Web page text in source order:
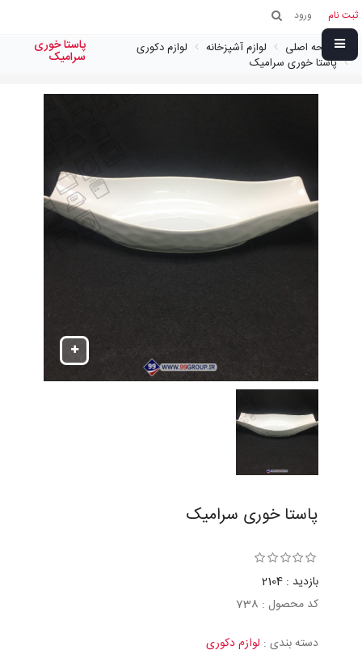
ثبت نام ورود
صفحه اصلی لوازم آشپزخانه
لوازم دکوری
پاستا خوری سراميک
پاستا خوری
سراميک
پاستا خوری سراميک
بازدید : 2104
کد محصول : 738
دسته بندی : لوازم دکوری